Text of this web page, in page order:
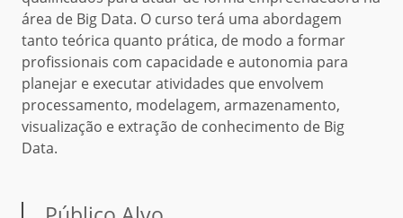
área de Big Data. O curso terá uma abordagem
tanto teórica quanto prática, de modo a formar
profissionais com capacidade e autonomia para
planejar e executar atividades que envolvem
processamento, modelagem, armazenamento,
visualização e extração de conhecimento de Big
Data.